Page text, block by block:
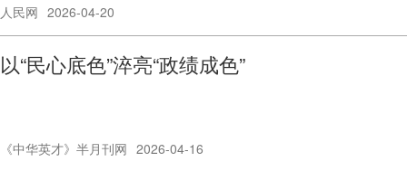
人民网 2026-04-20
以“民心底色”淬亮“政绩成色”
《中华英才》半月刊网 2026-04-16